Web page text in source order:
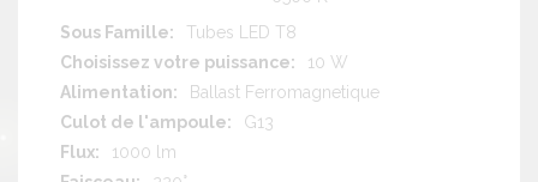
Tubes LED T8
10 W
Ballast Ferromagnetique
G13
1000 lm